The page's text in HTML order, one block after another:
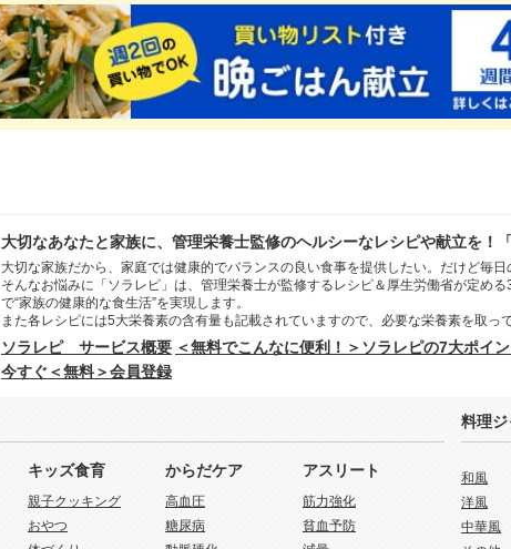
大切なあなたと家族に、管理栄養士監修のヘルシーなレシピや献立を！「
大切な家族だから、家庭では健康的でバランスの良い食事を提供したい。だけど毎
そんなお悩みに「ソラレピ」は、管理栄養士が監修するレシピ＆厚生労働省が定め
で“家族の健康的な食生活”を実現します。
また各レシピには5大栄養素の含有量も記載されていますので、必要な栄養素を取っ
ソラレピ サービス概要 ＜無料でこんなに便利！＞ソラレピの7大ポイン
今すぐ＜無料＞会員登録
キッズ食育
親子クッキング
おやつ
からだケア
高血圧
糖尿病
アスリート
筋力強化
貧血予防
料理
和風
洋風
中華風